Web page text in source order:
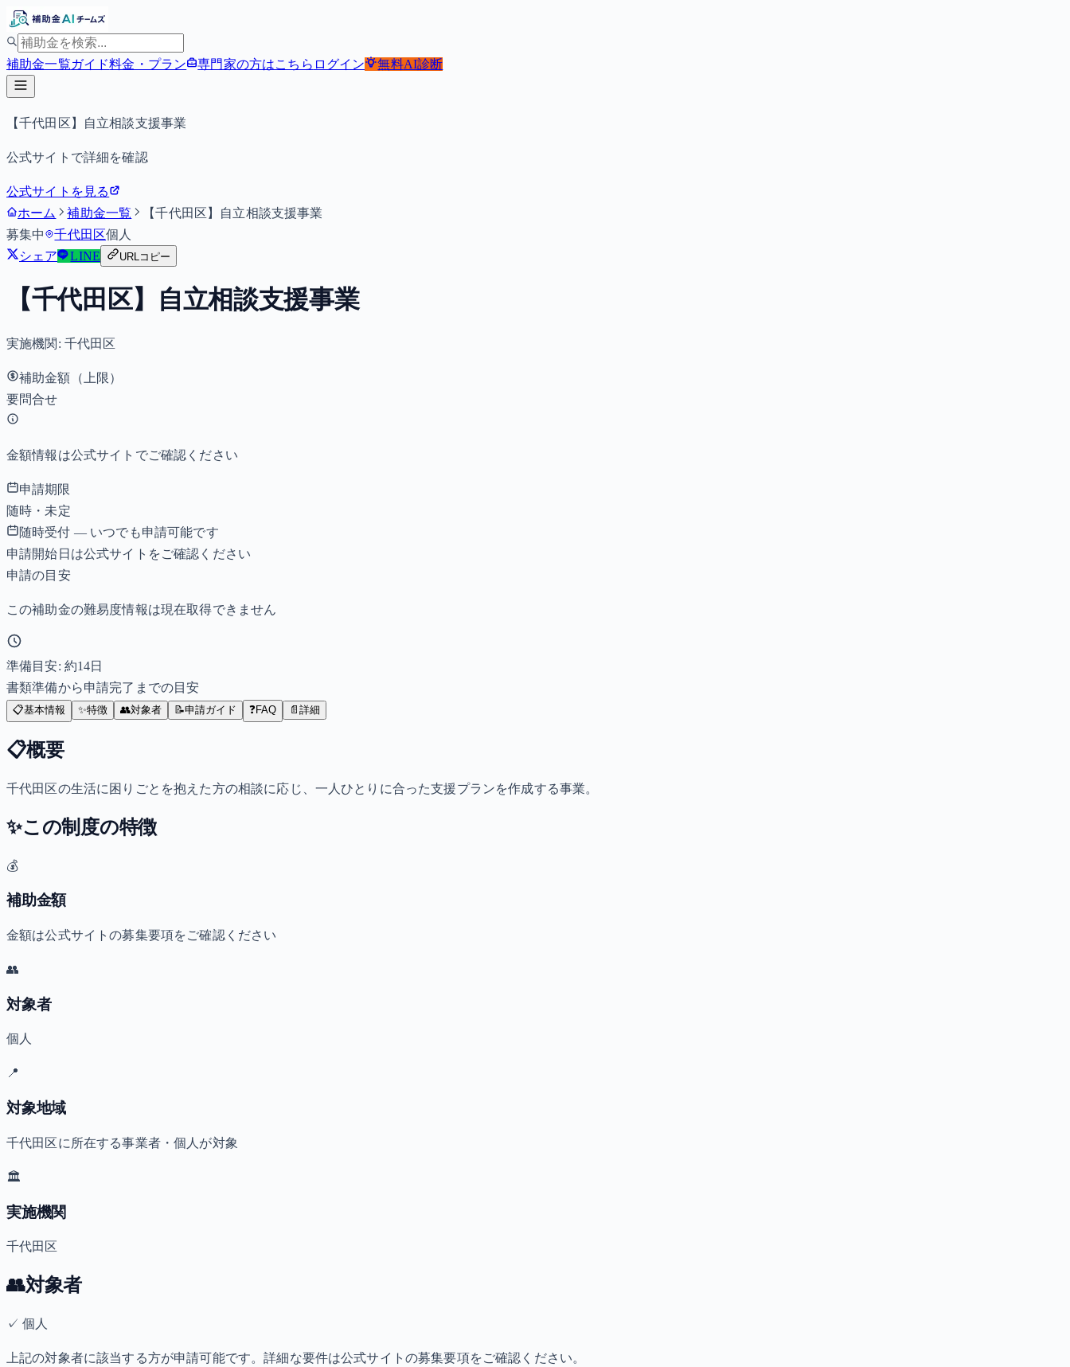
補助金一覧ガイド料金・プラン 専門家の方はこちら ログイン 無料AI診断
【千代田区】自立相談支援事業
公式サイトで詳細を確認
公式サイトを見る
ホーム
補助金一覧
【千代田区】自立相談支援事業
募集中
千代田区個人
シェア
LINE URLコピー
【千代田区】自立相談支援事業
実施機関: 千代田区
補助金額（上限）
要問合せ
金額情報は公式サイトでご確認ください
申請期限
随時・未定
随時受付 — いつでも申請可能です
申請開始日は公式サイトをご確認ください
申請の目安
この補助金の難易度情報は現在取得できません
準備目安: 約14日
書類準備から申請完了までの目安
📋基本情報 ✨特徴 👥対象者 📝申請ガイド ❓FAQ 📄 詳細
📋概要
千代田区の生活に困りごとを抱えた方の相談に応じ、一人ひとりに合った支援プランを作成する事業。
✨この制度の特徴
💰
補助金額
金額は公式サイトの募集要項をご確認ください
👥
対象者
個人
📍
対象地域
千代田区に所在する事業者・個人が対象
🏛️
実施機関
千代田区
👥対象者
✓個人
上記の対象者に該当する方が申請可能です。詳細な要件は公式サイトの募集要項をご確認ください。